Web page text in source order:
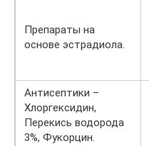
Препараты на
основе эстрадиола.
Антисептики –
Хлоргексидин,
Перекись водорода
3%, Фукорцин.